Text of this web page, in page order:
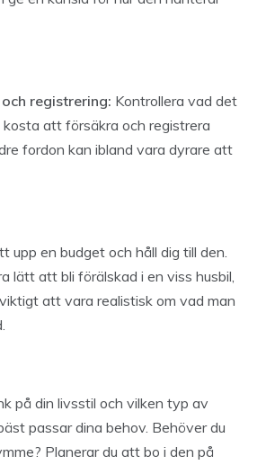
registrering: Kontrollera vad det
att försäkra och registrera
fordon kan ibland vara dyrare att
upp en budget och håll dig till den.
lätt att bli förälskad i en viss husbil,
att vara realistisk om vad man
på din livsstil och vilken typ av
passar dina behov. Behöver du
Planerar du att bo i den på